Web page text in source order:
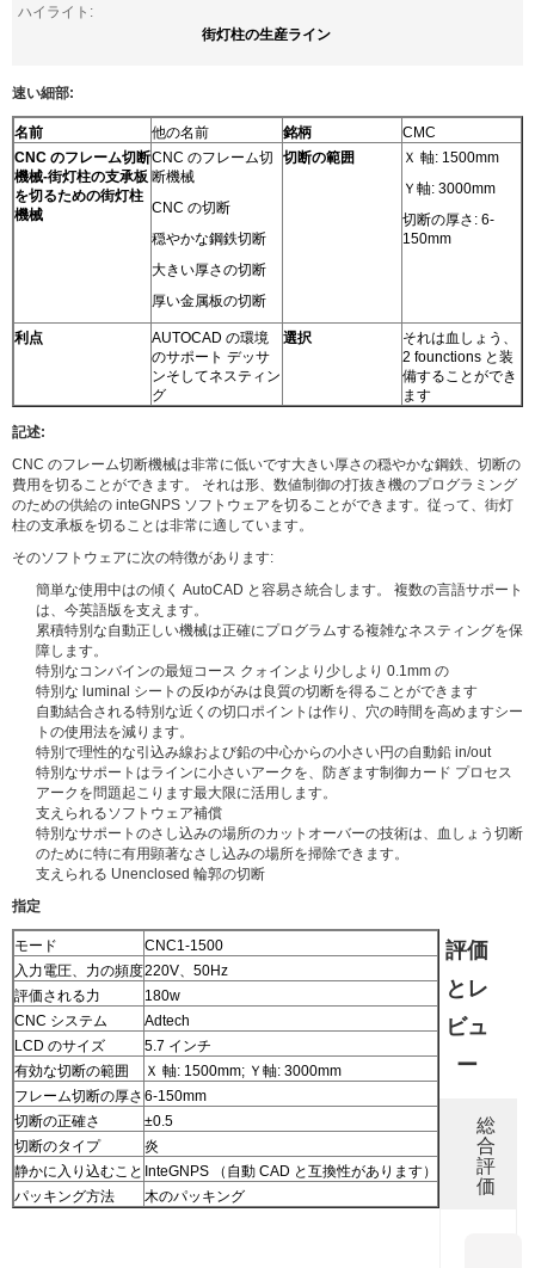
ハイライト:
街灯柱の生産ライン
速い細部:
名前 他の名前 銘柄
CMC
CNC のフレーム切断
機械-街灯柱の支承板
を切るための街灯柱
機械
CNC のフレーム切
断機械
CNC の切断
穏やかな鋼鉄切断
大きい厚さの切断
厚い金属板の切断
切断の範囲
Ｘ 軸: 1500mm
Ｙ軸: 3000mm
切断の厚さ: 6-
150mm
利点
AUTOCAD の環境
のサポート デッサ
ンそしてネスティン
グ
選択
それは血しょう、
2 founctions と装
備することができ
ます
記述:
CNC のフレーム切断機械は非常に低いです大きい厚さの穏やかな鋼鉄、切断の
費用を切ることができます。 それは形、数値制御の打抜き機のプログラミング
のための供給の inteGNPS ソフトウェアを切ることができます。従って、街灯
柱の支承板を切ることは非常に適しています。
そのソフトウェアに次の特徴があります:
簡単な使用中はの傾く AutoCAD と容易さ統合します。 複数の言語サポート
は、今英語版を支えます。
累積特別な自動正しい機械は正確にプログラムする複雑なネスティングを保
障します。
特別なコンバインの最短コース クォインより少しより 0.1mm の
特別な luminal シートの反ゆがみは良質の切断を得ることができます
自動結合される特別な近くの切口ポイントは作り、穴の時間を高めますシー
トの使用法を減ります。
特別で理性的な引込み線および鉛の中心からの小さい円の自動鉛 in/out
特別なサポートはラインに小さいアークを、防ぎます制御カード プロセス
アークを問題起こります最大限に活用します。
支えられるソフトウェア補償
特別なサポートのさし込みの場所のカットオーバーの技術は、血しょう切断
のために特に有用顕著なさし込みの場所を掃除できます。
支えられる Unenclosed 輪郭の切断
指定
モード
CNC1-1500
入力電圧、力の頻度220V、50Hz
評価される力
180w
CNC システム
Adtech
LCD のサイズ
5.7 インチ
有効な切断の範囲
Ｘ 軸: 1500mm; Ｙ軸: 3000mm
フレーム切断の厚さ 6-150mm
切断の正確さ
±0.5
切断のタイプ
炎
静かに入り込むこと InteGNPS （自動 CAD と互換性があります）
パッキング方法
木のパッキング
評価
とレ
ビュ
ー
総
合
評
価